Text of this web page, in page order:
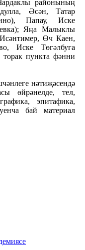
районының
Әсән, Татар
Папау, Иске
Яңа Малыклы
Өч Каен,
Иске Төгәлбуга
пункта фәнни
нәтиҗәсендә
өйрәнелде, тел,
эпитафика,
бай материал